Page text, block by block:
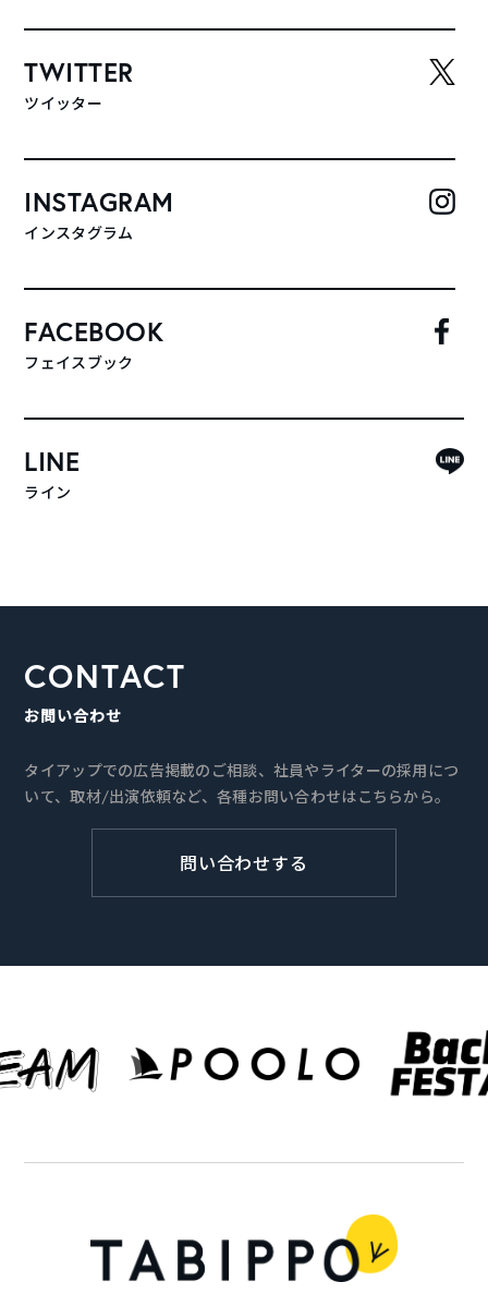
TWITTER
ツイッター
INSTAGRAM
インスタグラム
FACEBOOK
フェイスブック
LINE
ライン
CONTACT
お問い合わせ
タイアップでの広告掲載のご相談、社員やライターの採用につ
いて、取材/出演依頼など、各種お問い合わせはこちらから。
問い合わせする